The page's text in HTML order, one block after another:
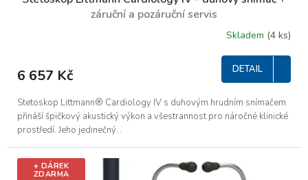
A
R
A
záruční a pozáruční servis
je
z
5
hvězdiček.
Skladem (4 ks)
6 657 Kč DETAIL
​Stetoskop Littmann® Cardiology IV s duhovým hrudním snímačem
přináší špičkový akustický výkon a všestrannost pro náročné klinické
prostředí. Jeho jedinečný...
+ DÁREK
ZDARMA